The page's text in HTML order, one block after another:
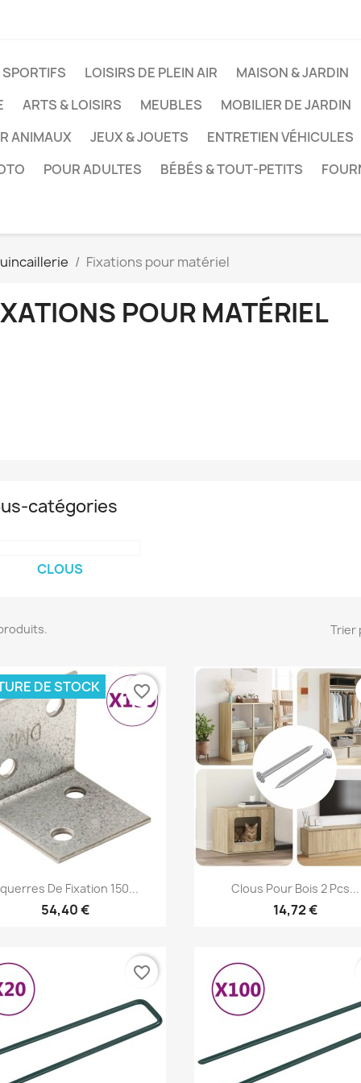
LOISIRS DE PLEIN AIR MAISON & JARDIN
ARTS & LOISIRS MEUBLES MOBILIER DE JARDIN
ANIMAUX
JEUX & JOUETS ENTRETIEN VÉHICULES
POUR ADULTES BÉBÉS & TOUT-PETITS
Fixations pour matériel
POUR MATÉRIEL
catégories
CLOUS
Trier
Aperçu rapide
De Fixation 150...
54,40 €
DE STOCK favorite_border
Aperçu rapide
Clous Pour Bois 2 Pcs...
14,72 €
favorite_border